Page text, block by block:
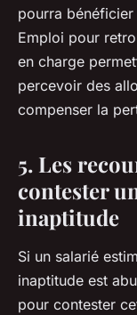
pourra
Emploi pour
en charge
percevoir des
compenser la
5. Les
contester
inaptitude
Si un salarié
inaptitude est
pour contester